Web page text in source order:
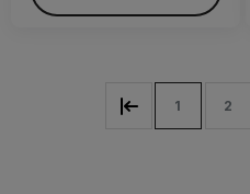
1 2